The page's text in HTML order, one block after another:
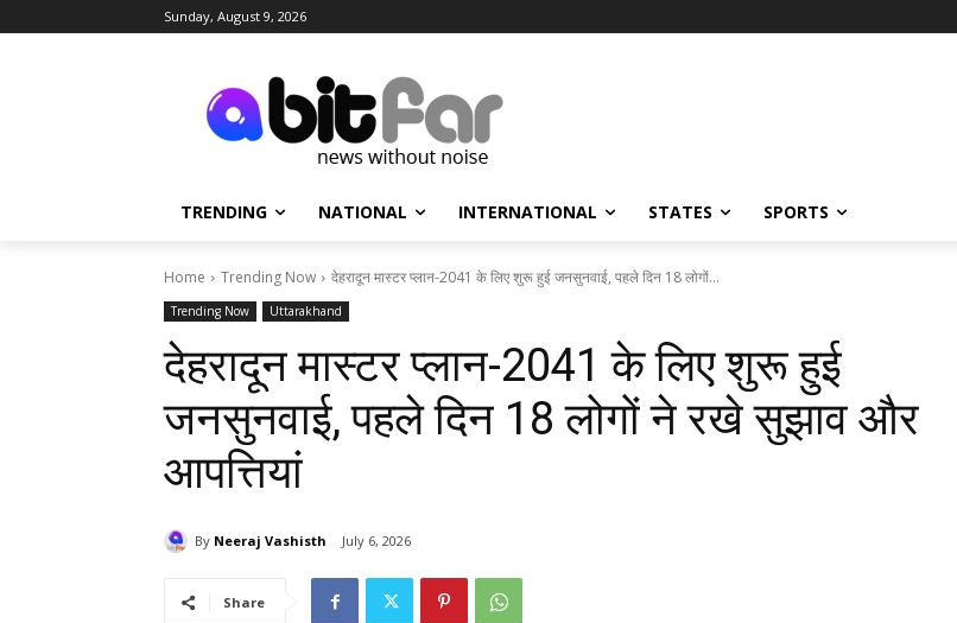
Sunday, August 9, 2026
TRENDING NATIONAL INTERNATIONAL STATES SPORTS
Home Trending Now देहरादून मास्टर प्लान-2041 के लिए शुरू हुई जनसुनवाई, पहले दिन 18 लोगों...
Trending Now Uttarakhand
देहरादून मास्टर प्लान-2041 के लिए शुरू हुई
जनसुनवाई, पहले दिन 18 लोगों ने रखे सुझाव और
आपत्तियां
By Neeraj Vashisth July 6, 2026
Share